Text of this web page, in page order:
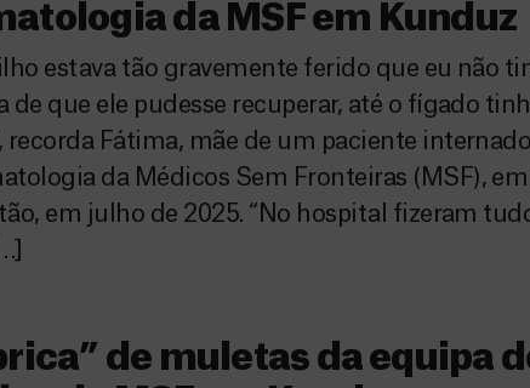
da MSF em Kunduz
estava tão gravemente ferido que eu não
de que ele pudesse recuperar, até o fígado
recorda Fátima, mãe de um paciente
da Médicos Sem Fronteiras (MSF),
em julho de 2025. “No hospital fizeram
de muletas da equipa